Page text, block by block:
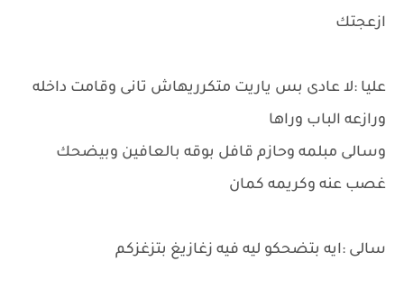
ازعجتك
عليا :لا عادى بس ياريت متكرريهاش تانى وقامت داخله
ورازعه الباب وراها
وسالى مبلمه وحازم قافل بوقه بالعافين وبيضحك
غصب عنه وكريمه كمان
سالى :ايه بتضحكو ليه فيه زغازيغ بتزغزكم